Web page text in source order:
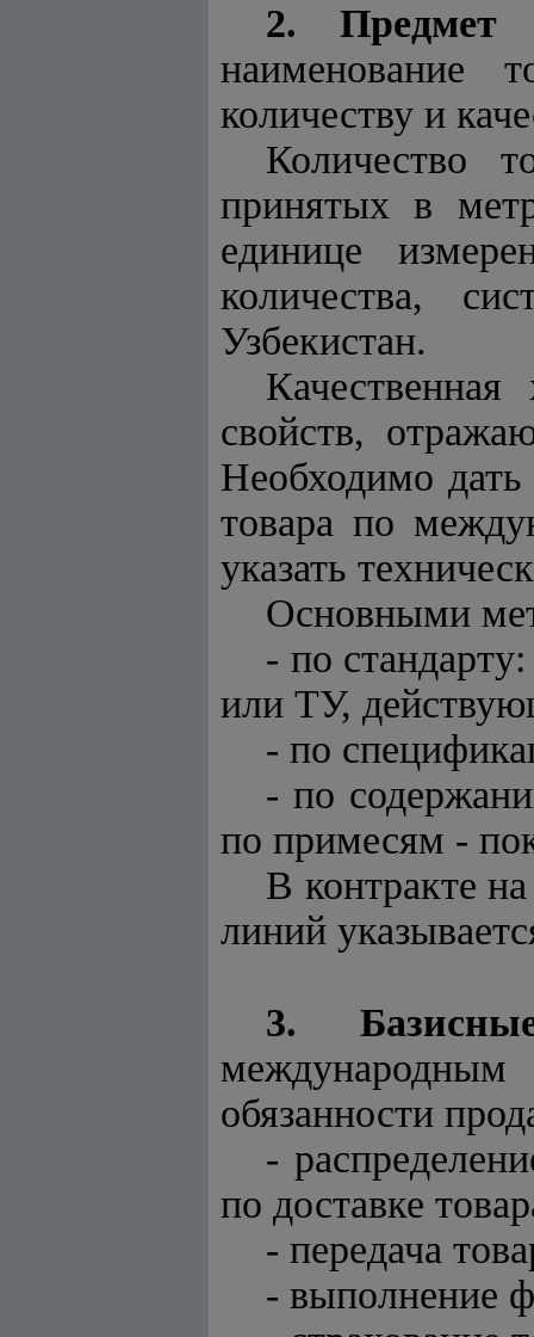
2. Предмет
наименование
количеству и
Количество
принятых в
единице
количества,
Узбекистан.
Качественная
свойств,
Необходимо
товара по
указать
Основными
- по
или ТУ,
- по
- по
по примесям -
В контракте
линий
3.
обязанности
-
по доставке
- передача
- выполнение